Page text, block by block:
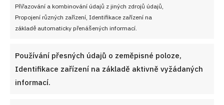
Přiřazování a kombinování údajů z jiných zdrojů údajů,
Propojení různých zařízení, Identifikace zařízení na
základě automaticky přenášených informací.
Používání přesných údajů o zeměpisné poloze,
Identifikace zařízení na základě aktivně vyžádaných
informací.
Česká zelňačka z kysaného
zelí: Tradiční pokrm plný
chutí, který zahřeje
Vánoční ořechy plněné
VYZKOUŠEJTE TAKÉ